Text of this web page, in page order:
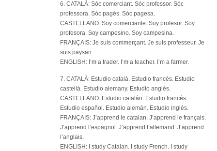
6. CATALÀ: Sóc comerciant. Sóc professor. Sóc
professora. Sóc pagès. Sóc pagesa.
CASTELLANO: Soy comerciante. Soy profesor. Soy
profesora. Soy campesino. Soy campesina.
FRANÇAIS: Je suis commerçant. Je suis professeur. Je
suis paysan.
ENGLISH: I’m a trader. I’m a teacher. I’m a farmer.
7. CATALÀ: Estudio català. Estudio francès. Estudio
castellà. Estudio alemany. Estudio anglès.
CASTELLANO: Estudio catalán. Estudio francés.
Estudio español. Estudio alemán. Estudio inglés.
FRANÇAIS: J’apprend le catalan. J’apprend le français.
J’apprend l’espagnol. J’apprend l’allemand. J’apprend
l’anglais.
ENGLISH: I study Catalan. I study French. I study